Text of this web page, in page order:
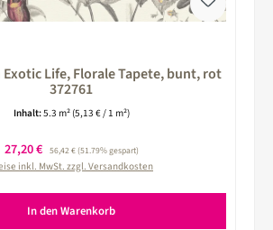
Exotic Life, Florale Tapete, bunt, rot
372761
Inhalt:5.3 m² (5,13 € / 1 m²)
Verkaufspreis:
27,20 € Regulärer Preis:
56,42 €(51.79% gespart)
inkl. MwSt. zzgl. Versandkosten
In den Warenkorb